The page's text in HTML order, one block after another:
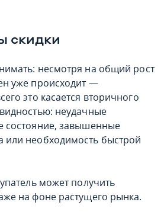
скидки
несмотря на общий рост
уже происходит —
это касается вторичного
неудачные
состояние, завышенные
или необходимость быстрой
может получить
на фоне растущего рынка.